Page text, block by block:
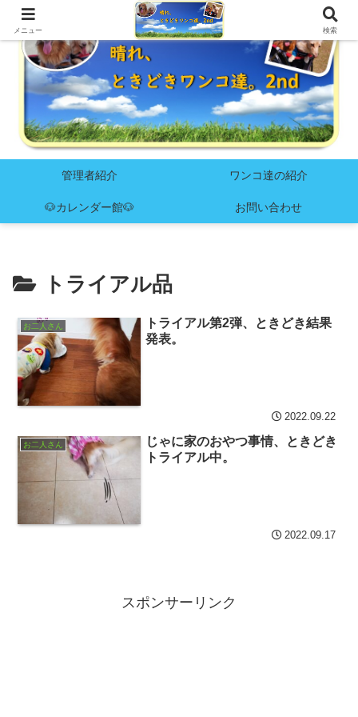
管理者紹介 ワンコ達の紹介
🐶カレンダー館🐶 お問い合わせ
トライアル品
お二人さん
トライアル第2弾、ときどき結果
発表。
2022.09.22
お二人さん
じゃに家のおやつ事情、ときどき
トライアル中。
2022.09.17
スポンサーリンク
メニュー 検索